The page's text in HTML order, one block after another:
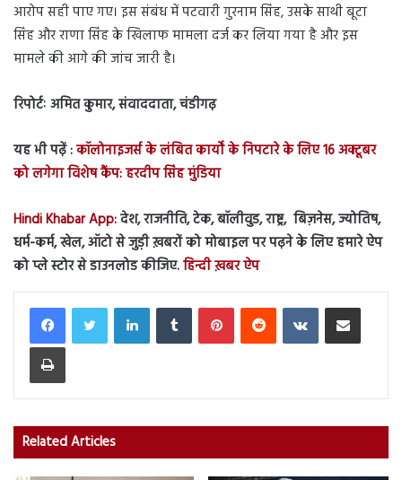
आरोप सही पाए गए। इस संबंध में पटवारी गुरनाम सिंह, उसके साथी बूटा
सिंह और राणा सिंह के खिलाफ मामला दर्ज कर लिया गया है और इस
मामले की आगे की जांच जारी है।
रिपोर्टः अमित कुमार, संवाददाता, चंडीगढ़
यह भी पढ़ें :कॉलोनाइजर्स के लंबित कार्यों के निपटारे के लिए 16 अक्टूबर
को लगेगा विशेष कैंप: हरदीप सिंह मुंडिया
Hindi Khabar App:देश, राजनीति, टेक, बॉलीवुड, राष्ट्र, बिज़नेस, ज्योतिष,
धर्म-कर्म, खेल, ऑटो से जुड़ी ख़बरों को मोबाइल पर पढ़ने के लिए हमारे ऐप
को प्ले स्टोर से डाउनलोड कीजिए.हिन्दी ख़बर ऐप
LinkedInTumblr PinterestReddit VKontakteShare via Email
Print
Related Articles